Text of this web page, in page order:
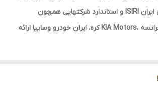
JASO، استاندارد ملی ایران ISIRI و استاندارد شرکتهایی همچون
Peugeot/Citroen فرانسه ،KIA Motors کره، ایران خودرو وسایپا ارائه